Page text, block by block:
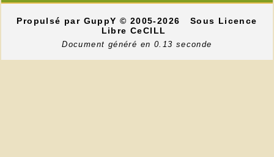
Propulsé par GuppY© 2005-2026
Sous Licence
Libre CeCILL
Document généré en 0.13 seconde